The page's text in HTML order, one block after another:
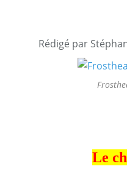
Rédigé par
Le